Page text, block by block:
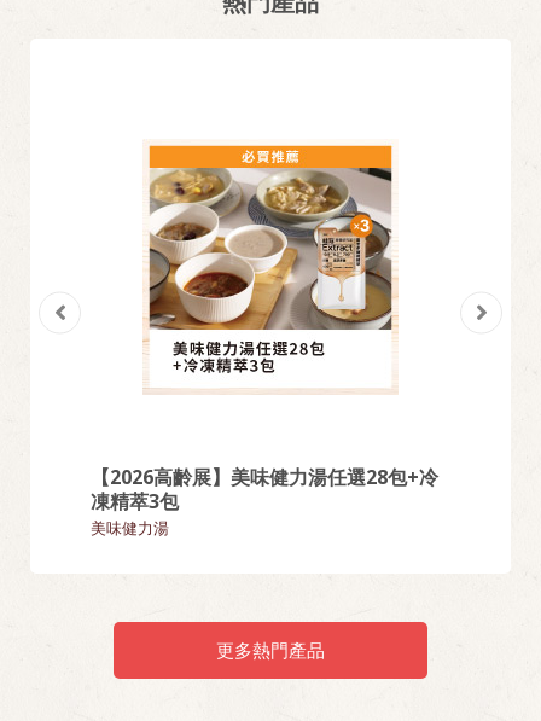
【2026高齡展】美味健力湯任選28包+冷
凍精萃3包
美味健力湯
更多熱門產品